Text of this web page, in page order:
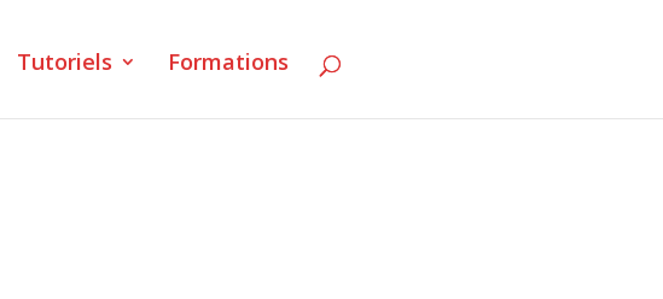
Tutoriels Formations